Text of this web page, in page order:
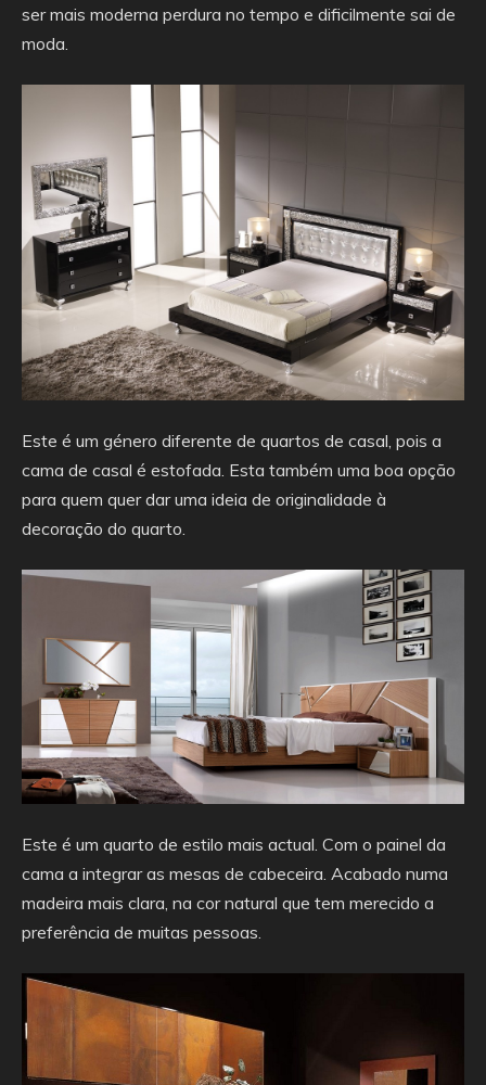
ser mais moderna perdura no tempo e dificilmente sai de
moda.
Este é um género diferente de quartos de casal, pois a
cama de casal é estofada. Esta também uma boa opção
para quem quer dar uma ideia de originalidade à
decoração do quarto.
Este é um quarto de estilo mais actual. Com o painel da
cama a integrar as mesas de cabeceira. Acabado numa
madeira mais clara, na cor natural que tem merecido a
preferência de muitas pessoas.